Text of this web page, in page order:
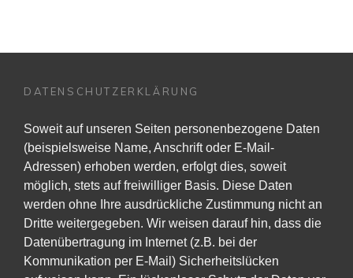
DATENSCHUTZERKLÄRUNG
Soweit auf unseren Seiten personenbezogene Daten
(beispielsweise Name, Anschrift oder E-Mail-
Adressen) erhoben werden, erfolgt dies, soweit
möglich, stets auf freiwilliger Basis. Diese Daten
werden ohne Ihre ausdrückliche Zustimmung nicht an
Dritte weitergegeben. Wir weisen darauf hin, dass die
Datenübertragung im Internet (z.B. bei der
Kommunikation per E-Mail) Sicherheitslücken